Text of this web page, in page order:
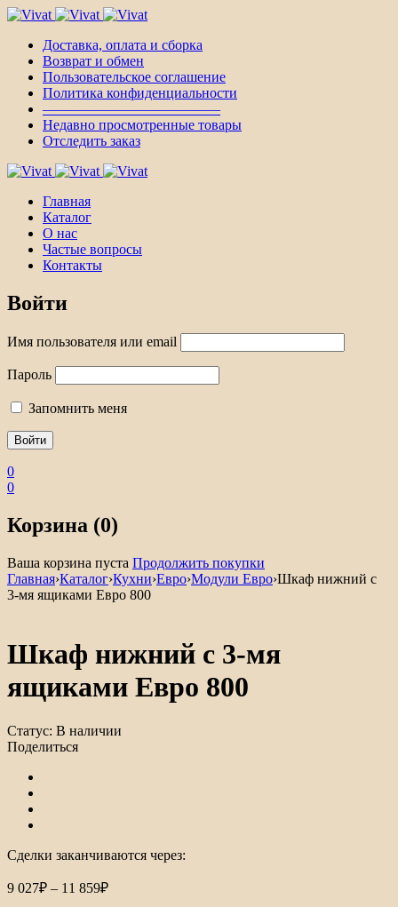
Доставка, оплата и сборка
Возврат и обмен
Пользовательское соглашение
Политика конфиденциальности
————————————–
Недавно просмотренные товары
Отследить заказ
Главная
Каталог
О нас
Частые вопросы
Контакты
Войти
Имя пользователя или email
Пароль
Запомнить меня
0
0
Корзина (0)
Ваша корзина пуста Продолжить покупки
Главная›Каталог›Кухни›Евро›Модули Евро›Шкаф нижний с
3-мя ящиками Евро 800
Шкаф нижний с 3-мя
ящиками Евро 800
Статус: В наличии
Поделиться
Сделки заканчиваются через:
9 027₽ – 11 859₽Диапазон